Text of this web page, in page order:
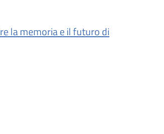
la memoria e il futuro di